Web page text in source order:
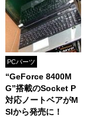
PCパーツ
“GeForce 8400M
G”搭載のSocket P
対応ノートベアがM
SIから発売に！